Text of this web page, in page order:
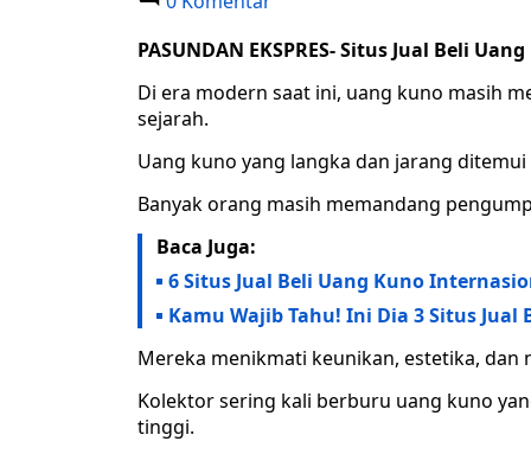
PASUNDAN EKSPRES- Situs Jual Beli
Di era modern saat ini, uang kuno masih
sejarah.
Uang kuno yang langka dan jarang
Banyak orang masih memandang
Baca Juga:
6 Situs Jual Beli Uang Kuno
Kamu Wajib Tahu! Ini Dia 3 Situs
Mereka menikmati keunikan, estetika,
Kolektor sering kali berburu uang kuno
tinggi.